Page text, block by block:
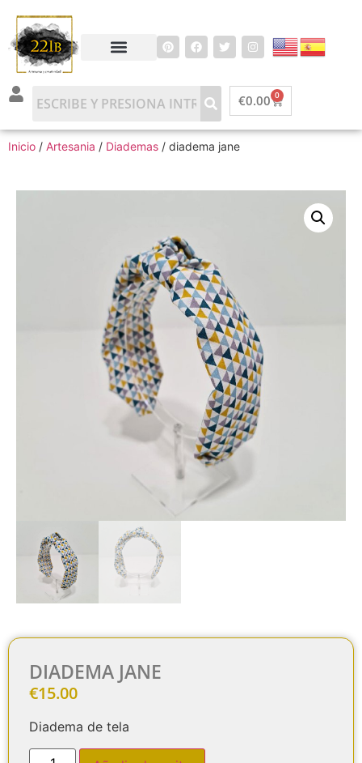
€0.00 0
Inicio / Artesania / Diademas / diadema jane
DIADEMA JANE
€15.00
Diadema de tela